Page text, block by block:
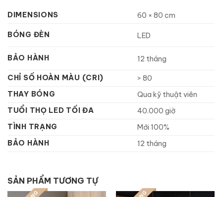
DIMENSIONS 60 × 80 cm
BÓNG ĐÈN LED
BẢO HÀNH 12 tháng
CHỈ SỐ HOÀN MÀU (CRI)
> 80
THAY BÓNG
Qua kỹ thuật viên
TUỔI THỌ LED TỐI ĐA
40.000 giờ
TÌNH TRẠNG
Mới 100%
BẢO HÀNH
12 tháng
SẢN PHẨM TƯƠNG TỰ